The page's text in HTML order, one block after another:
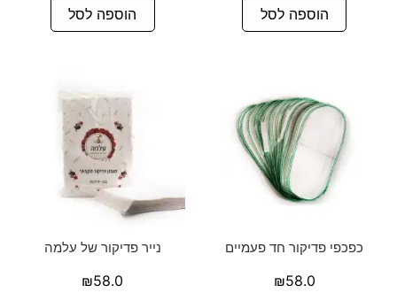
הוספה לסל הוספה לסל
כפכפי פדיקור חד פעמיים
₪58.0
נייר פדיקור של עלמה
₪58.0